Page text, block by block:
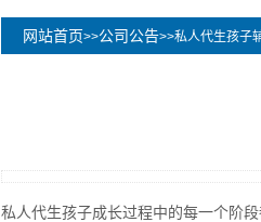
网站首页>>公司公告>>私人代生孩子
私人代生孩子成长过程中的每一个阶